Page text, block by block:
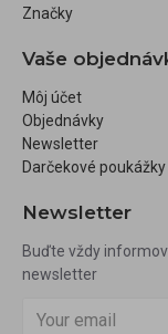
Značky
Vaše
Môj účet
Objednávky
Newsletter
Darčekové poukážky
Newsletter
Buďte vždy
newsletter